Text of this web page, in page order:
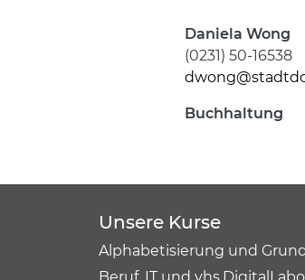
Daniela Wong
(0231) 50-16538
Buchhaltung
Unsere Kurse
Alphabetisierung und